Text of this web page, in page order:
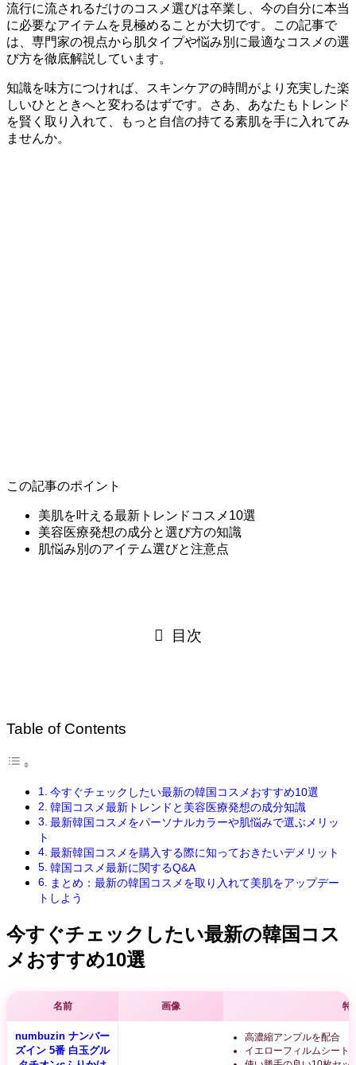
流行に流されるだけのコスメ選びは卒業し、今の自分に本当
に必要なアイテムを見極めることが大切です。この記事で
は、専門家の視点から肌タイプや悩み別に最適なコスメの選
び方を徹底解説しています。
知識を味方につければ、スキンケアの時間がより充実した楽
しいひとときへと変わるはずです。さあ、あなたもトレンド
を賢く取り入れて、もっと自信の持てる素肌を手に入れてみ
ませんか。
この記事のポイント
美肌を叶える最新トレンドコスメ10選
美容医療発想の成分と選び方の知識
肌悩み別のアイテム選びと注意点
目次
Table of Contents
今すぐチェックしたい最新の韓国コスメおすすめ10選
韓国コスメ最新トレンドと美容医療発想の成分知識
最新韓国コスメをパーソナルカラーや肌悩みで選ぶメリッ
ト
最新韓国コスメを購入する際に知っておきたいデメリット
韓国コスメ最新に関するQ&A
まとめ：最新の韓国コスメを取り入れて美肌をアップデー
トしよう
今すぐチェックしたい最新の韓国コス
メおすすめ10選
名前 画像 特
numbuzin ナンバー
ズイン 5番 白玉グル
高濃縮アンプルを配合
イエローフィルムシート